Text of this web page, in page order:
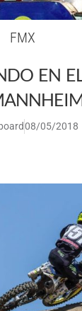
FMX
EN
08/05/2018